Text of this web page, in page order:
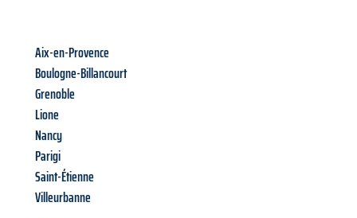
Aix-en-Provence
Boulogne-Billancourt
Grenoble
Lione
Nancy
Parigi
Saint-Étienne
Villeurbanne